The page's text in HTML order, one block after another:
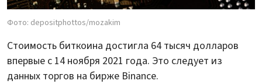
Фото: depositphottos/mozakim
Стоимость биткоина достигла 64 тысяч долларов
впервые с 14 ноября 2021 года. Это следует из
данных торгов на бирже Binance.